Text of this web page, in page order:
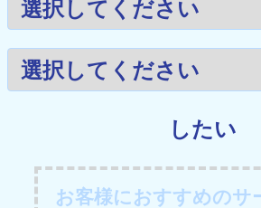
したい
お客様におすすめのサ